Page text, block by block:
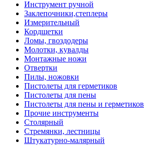
Инструмент ручной
Заклепочники,степлеры
Измерительный
Кордщетки
Ломы, гвоздодеры
Молотки, кувалды
Монтажные ножи
Отвертки
Пилы, ножовки
Пистолеты для герметиков
Пистолеты для пены
Пистолеты для пены и герметиков
Прочие инструменты
Столярный
Стремянки, лестницы
Штукатурно-малярный